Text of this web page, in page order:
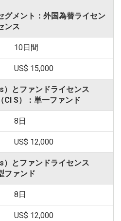
グメント：外国為替ライセン
ンス
10日間
US$ 15,000
）とファンドライセンス
CI S）：単一ファンド
8日
US$ 12,000
）とファンドライセンス
ファンド
8日
US$ 12,000